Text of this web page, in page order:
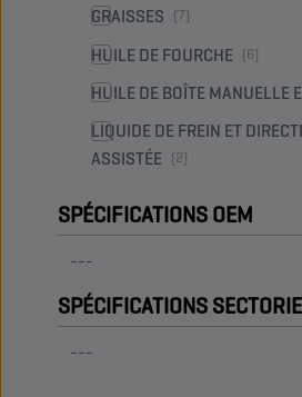
GRAISSES (7)
HUILE DE FOURCHE (6)
HUILE DE BOÎTE MANUELLE
LIQUIDE DE FREIN ET
ASSISTÉE (2)
SPÉCIFICATIONS OEM
SPÉCIFICATIONS